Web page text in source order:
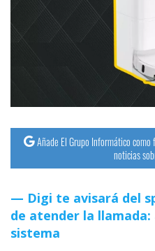
Operadores
y
Tutoriales
Ciberseguridad
Sistemas
operativos
Añade El Grupo Informático
noticias
Digi te avisará del
de atender la
sistema